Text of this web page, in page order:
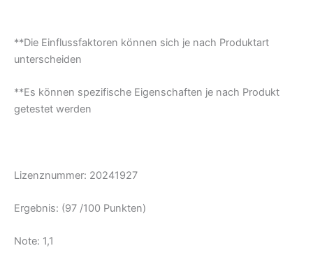
**Die Einflussfaktoren können sich je nach Produktart
unterscheiden
**Es können spezifische Eigenschaften je nach Produkt
getestet werden
Lizenznummer: 20241927
Ergebnis: (97 /100 Punkten)
Note: 1,1